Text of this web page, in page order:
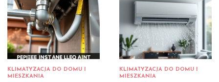
KLIMATYZACJA DO DOMU I
MIESZKANIA
KLIMATYZACJA DO DOMU I
MIESZKANIA